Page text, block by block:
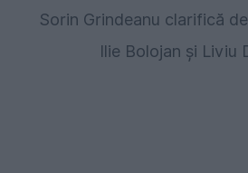
Sorin Grindeanu clarifică
Ilie Bolojan și Liviu